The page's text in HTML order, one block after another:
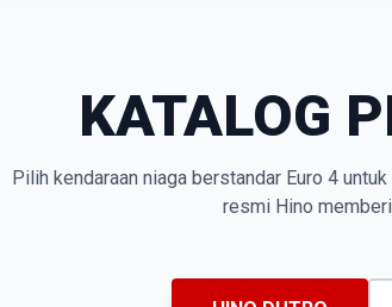
KATALOG
Pilih kendaraan niaga berstandar Euro 4
resmi Hino